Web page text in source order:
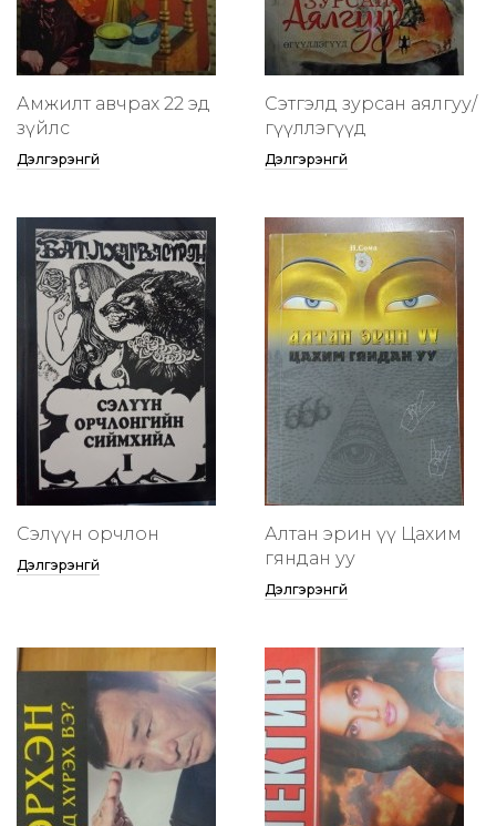
Амжилт авчрах 22 эд
зүйлс
Дэлгэрэнгүй
Сэтгэлд зурсан аялгуу/
өгүүллэгүүд
Дэлгэрэнгүй
Сэлүүн орчлон
Дэлгэрэнгүй
Алтан эрин үү Цахим
гяндан уу
Дэлгэрэнгүй